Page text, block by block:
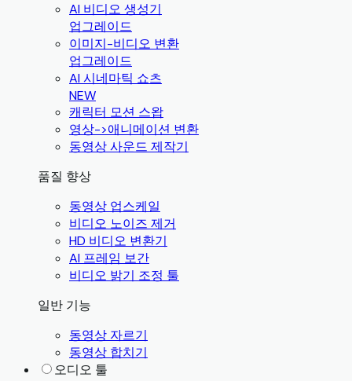
AI 비디오 생성기
업그레이드
이미지-비디오 변환
업그레이드
AI 시네마틱 쇼츠
NEW
캐릭터 모션 스왑
영상->애니메이션 변환
동영상 사운드 제작기
품질 향상
동영상 업스케일
비디오 노이즈 제거
HD 비디오 변환기
AI 프레임 보간
비디오 밝기 조정 툴
일반 기능
동영상 자르기
동영상 합치기
오디오 툴